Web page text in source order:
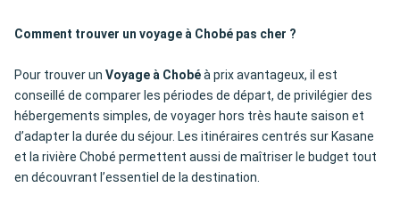
Comment trouver un voyage à Chobé pas cher ?
Pour trouver un Voyage à Chobéà prix avantageux, il est
conseillé de comparer les périodes de départ, de privilégier des
hébergements simples, de voyager hors très haute saison et
d’adapter la durée du séjour. Les itinéraires centrés sur Kasane
et la rivière Chobé permettent aussi de maîtriser le budget tout
en découvrant l’essentiel de la destination.